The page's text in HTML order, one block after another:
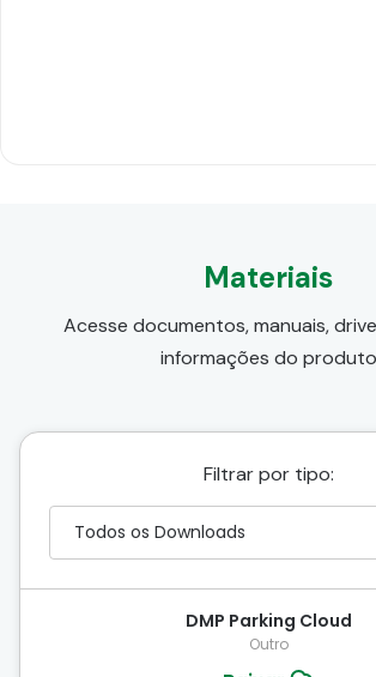
Materiais
Acesse documentos, manuais,
informações do produto
Filtrar por tipo:
DMP Parking Cloud
Outro